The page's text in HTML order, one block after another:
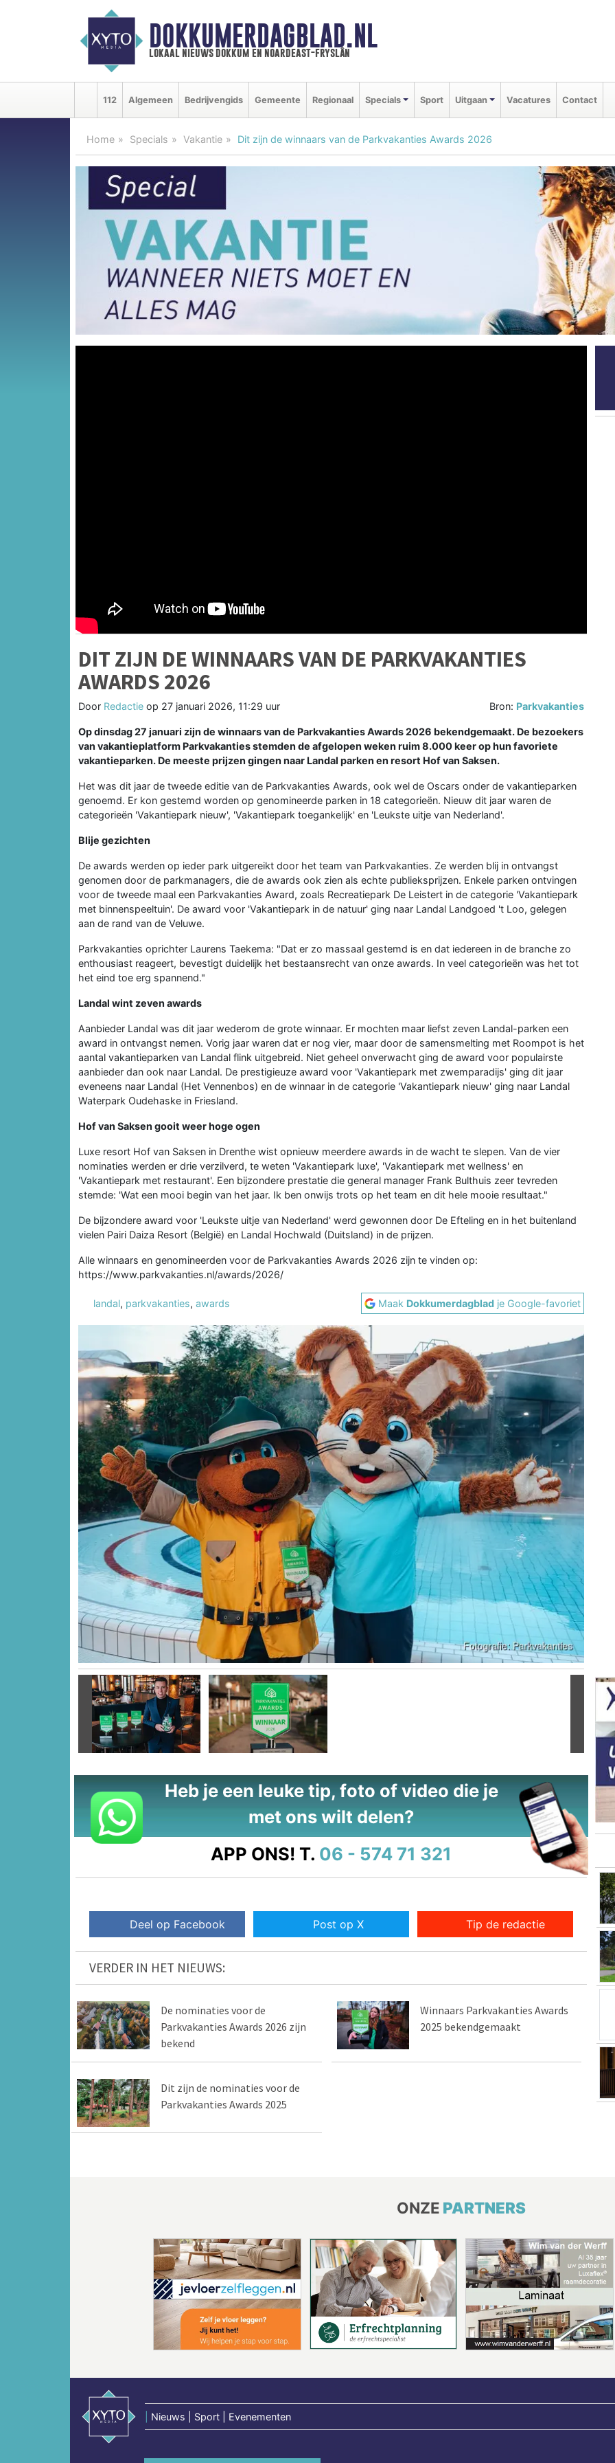
DOKKUMERDAGBLAD.NL
lokaal nieuws dokkum en noardeast-fryslân
112 Algemeen Bedrijvengids Gemeente Regionaal Specials Sport Uitgaan Vacatures Contact
Home Specials Vakantie Dit zijn de winnaars van de Parkvakanties Awards 2026
DIT ZIJN DE WINNAARS VAN DE PARKVAKANTIES
AWARDS 2026
Door Redactie op 27 januari 2026, 11:29 uur Bron: Parkvakanties
Op dinsdag 27 januari zijn de winnaars van de Parkvakanties Awards 2026 bekendgemaakt. De bezoekers
van vakantieplatform Parkvakanties stemden de afgelopen weken ruim 8.000 keer op hun favoriete
vakantieparken. De meeste prijzen gingen naar Landal parken en resort Hof van Saksen.
Het was dit jaar de tweede editie van de Parkvakanties Awards, ook wel de Oscars onder de vakantieparken
genoemd. Er kon gestemd worden op genomineerde parken in 18 categorieën. Nieuw dit jaar waren de
categorieën 'Vakantiepark nieuw', 'Vakantiepark toegankelijk' en 'Leukste uitje van Nederland'.
Blije gezichten
De awards werden op ieder park uitgereikt door het team van Parkvakanties. Ze werden blij in ontvangst
genomen door de parkmanagers, die de awards ook zien als echte publieksprijzen. Enkele parken ontvingen
voor de tweede maal een Parkvakanties Award, zoals Recreatiepark De Leistert in de categorie 'Vakantiepark
met binnenspeeltuin'. De award voor 'Vakantiepark in de natuur' ging naar Landal Landgoed 't Loo, gelegen
aan de rand van de Veluwe.
Parkvakanties oprichter Laurens Taekema: "Dat er zo massaal gestemd is en dat iedereen in de branche zo
enthousiast reageert, bevestigt duidelijk het bestaansrecht van onze awards. In veel categorieën was het tot
het eind toe erg spannend."
Landal wint zeven awards
Aanbieder Landal was dit jaar wederom de grote winnaar. Er mochten maar liefst zeven Landal-parken een
award in ontvangst nemen. Vorig jaar waren dat er nog vier, maar door de samensmelting met Roompot is het
aantal vakantieparken van Landal flink uitgebreid. Niet geheel onverwacht ging de award voor populairste
aanbieder dan ook naar Landal. De prestigieuze award voor 'Vakantiepark met zwemparadijs' ging dit jaar
eveneens naar Landal (Het Vennenbos) en de winnaar in de categorie 'Vakantiepark nieuw' ging naar Landal
Waterpark Oudehaske in Friesland.
Hof van Saksen gooit weer hoge ogen
Luxe resort Hof van Saksen in Drenthe wist opnieuw meerdere awards in de wacht te slepen. Van de vier
nominaties werden er drie verzilverd, te weten 'Vakantiepark luxe', 'Vakantiepark met wellness' en
'Vakantiepark met restaurant'. Een bijzondere prestatie die general manager Frank Bulthuis zeer tevreden
stemde: 'Wat een mooi begin van het jaar. Ik ben onwijs trots op het team en dit hele mooie resultaat."
De bijzondere award voor 'Leukste uitje van Nederland' werd gewonnen door De Efteling en in het buitenland
vielen Pairi Daiza Resort (België) en Landal Hochwald (Duitsland) in de prijzen.
Alle winnaars en genomineerden voor de Parkvakanties Awards 2026 zijn te vinden op:
https://www.parkvakanties.nl/awards/2026/
landal, parkvakanties, awards Maak Dokkumerdagblad je Google-favoriet
Vorige
Heb je een leuke tip, foto of video die je
met ons wilt delen?
APP ONS! T. 06 - 574 71 321
Deel op Facebook Post op X Tip de redactie
VERDER IN HET NIEUWS:
De nominaties voor de
Parkvakanties Awards 2026 zijn
bekend
Winnaars Parkvakanties Awards
2025 bekendgemaakt
Dit zijn de nominaties voor de
Parkvakanties Awards 2025
ONZE PARTNERS
Nieuws | Sport | Evenementen